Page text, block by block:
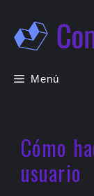
contenido
Menú
Cómo
usuario